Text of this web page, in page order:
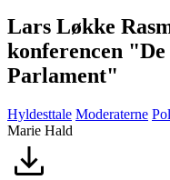
Lars Løkke
konferencen
Parlament"
Hyldesttale Moderaterne
Marie Hald